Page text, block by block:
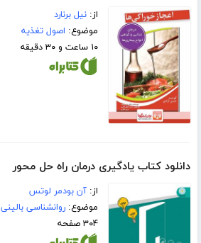
از:نیل برنارد
موضوع: اصول تغذیه
۱۰ ساعت و ۳۰ دقیقه
دانلود کتاب یادگیری درمان راه حل محور
از:آن بودمر لوتس
موضوع:روانشناسی بالینی
۳۰۴ صفحه